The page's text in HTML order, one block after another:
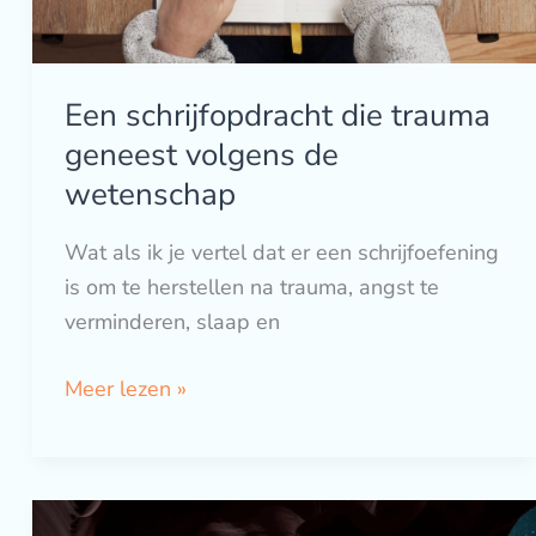
Een schrijfopdracht die trauma
geneest volgens de
wetenschap
Wat als ik je vertel dat er een schrijfoefening
is om te herstellen na trauma, angst te
verminderen, slaap en
Meer lezen »
De